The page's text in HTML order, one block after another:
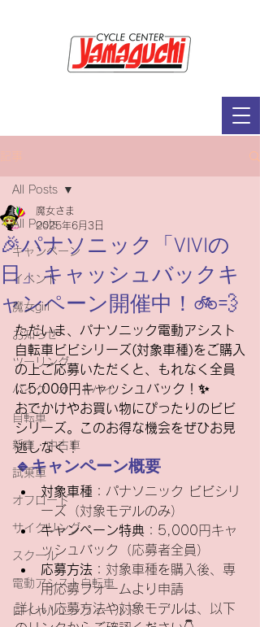
All Posts
キャンペーン
イベント
魔女girl
お知らせ
ツーリング
バイク・オートバイ
自転車
新車・中古車
試乗車
オフロード
サイクリング
スクール
電動アシスト自転車
ロイヤルエンフィールド
All Posts
🎉パナソニック「VIVIの
日」キャッシュバックキ
ャンペーン開催中！🚲💨
魔女さま
2025年6月3日
ただいま、パナソニック電動アシスト
自転車ビビシリーズ(対象車種)をご購入
の上ご応募いただくと、もれなく全員
に5,000円キャッシュバック！✨
おでかけやお買い物にぴったりのビビ
シリーズ。このお得な機会をぜひお見
逃しなく！
🔹キャンペーン概要
対象車種 ：パナソニック ビビシリ
ーズ（対象モデルのみ）
キャンペーン特典 ：5,000円キャ
ッシュバック（応募者全員）
応募方法 ：対象車種を購入後、専
用応募フォームより申請
詳しい応募方法や対象モデルは、以下